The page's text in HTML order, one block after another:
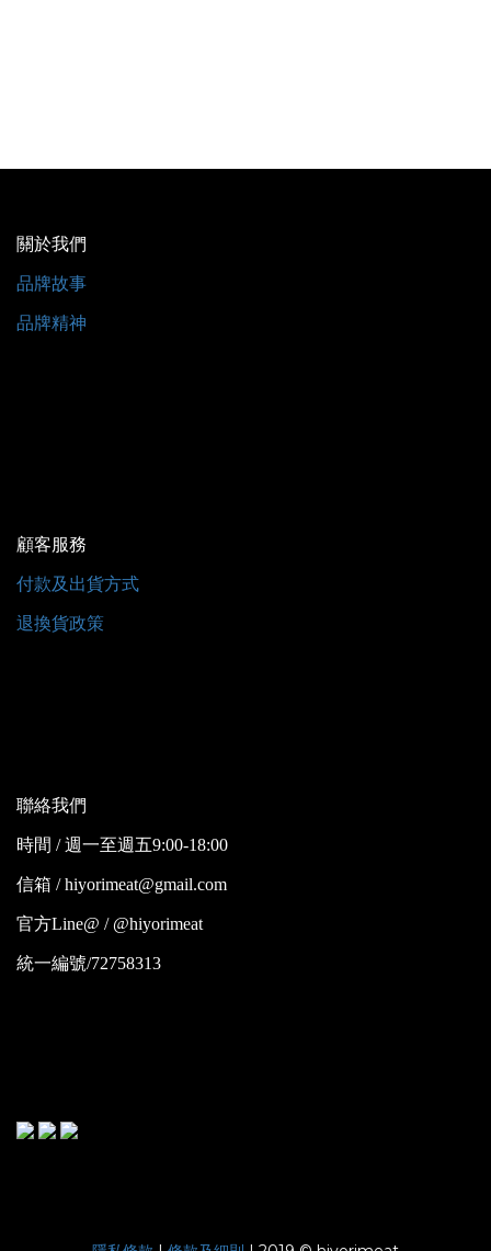
關於我們
品牌故事
品牌精神
顧客服務
付款及出貨方式
退換貨政策
聯絡我們
時間 / 週一至週五9:00-18:00
信箱 / hiyorimeat@gmail.com
官方Line@ / @hiyorimeat
統一編號/72758313